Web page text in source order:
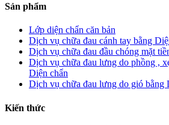
Sản phẩm
Lớp diện chẩn căn bản
Dịch vụ chữa đau cánh tay bằng
Dịch vụ chữa đau đầu chóng mặt
Dịch vụ chữa đau lưng do phồng ,
Diện chẩn
Dịch vụ chữa đau lưng do gió bằng
Kiến thức